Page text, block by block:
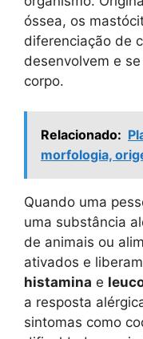
óssea, os
diferenciação de
desenvolvem e
corpo.
Relacionado:
morfologia,
Quando uma
uma substância
de animais ou
ativados e
histamina e
a resposta
sintomas como